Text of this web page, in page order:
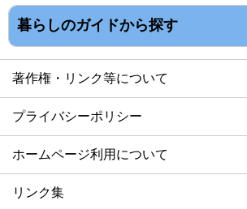
暮らしのガイドから探す
著作権・リンク等について
プライバシーポリシー
ホームページ利用について
リンク集